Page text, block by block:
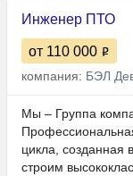
Инженер ПТО
от 110 000
компания: БЭЛ
Мы – Группа
цикла, созданная
строим